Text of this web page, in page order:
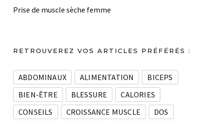
Prise de muscle sèche femme
RETROUVEREZ VOS ARTICLES PRÉFÉRÉS :
ABDOMINAUX ALIMENTATION
BICEPS
BIEN-ÊTRE
BLESSURE
CALORIES
CONSEILS
CROISSANCE MUSCLE
DOS